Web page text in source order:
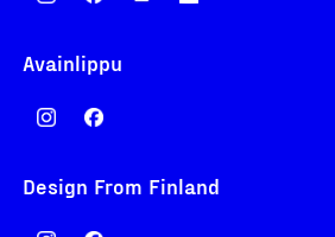
Avainlippu
Design From Finland